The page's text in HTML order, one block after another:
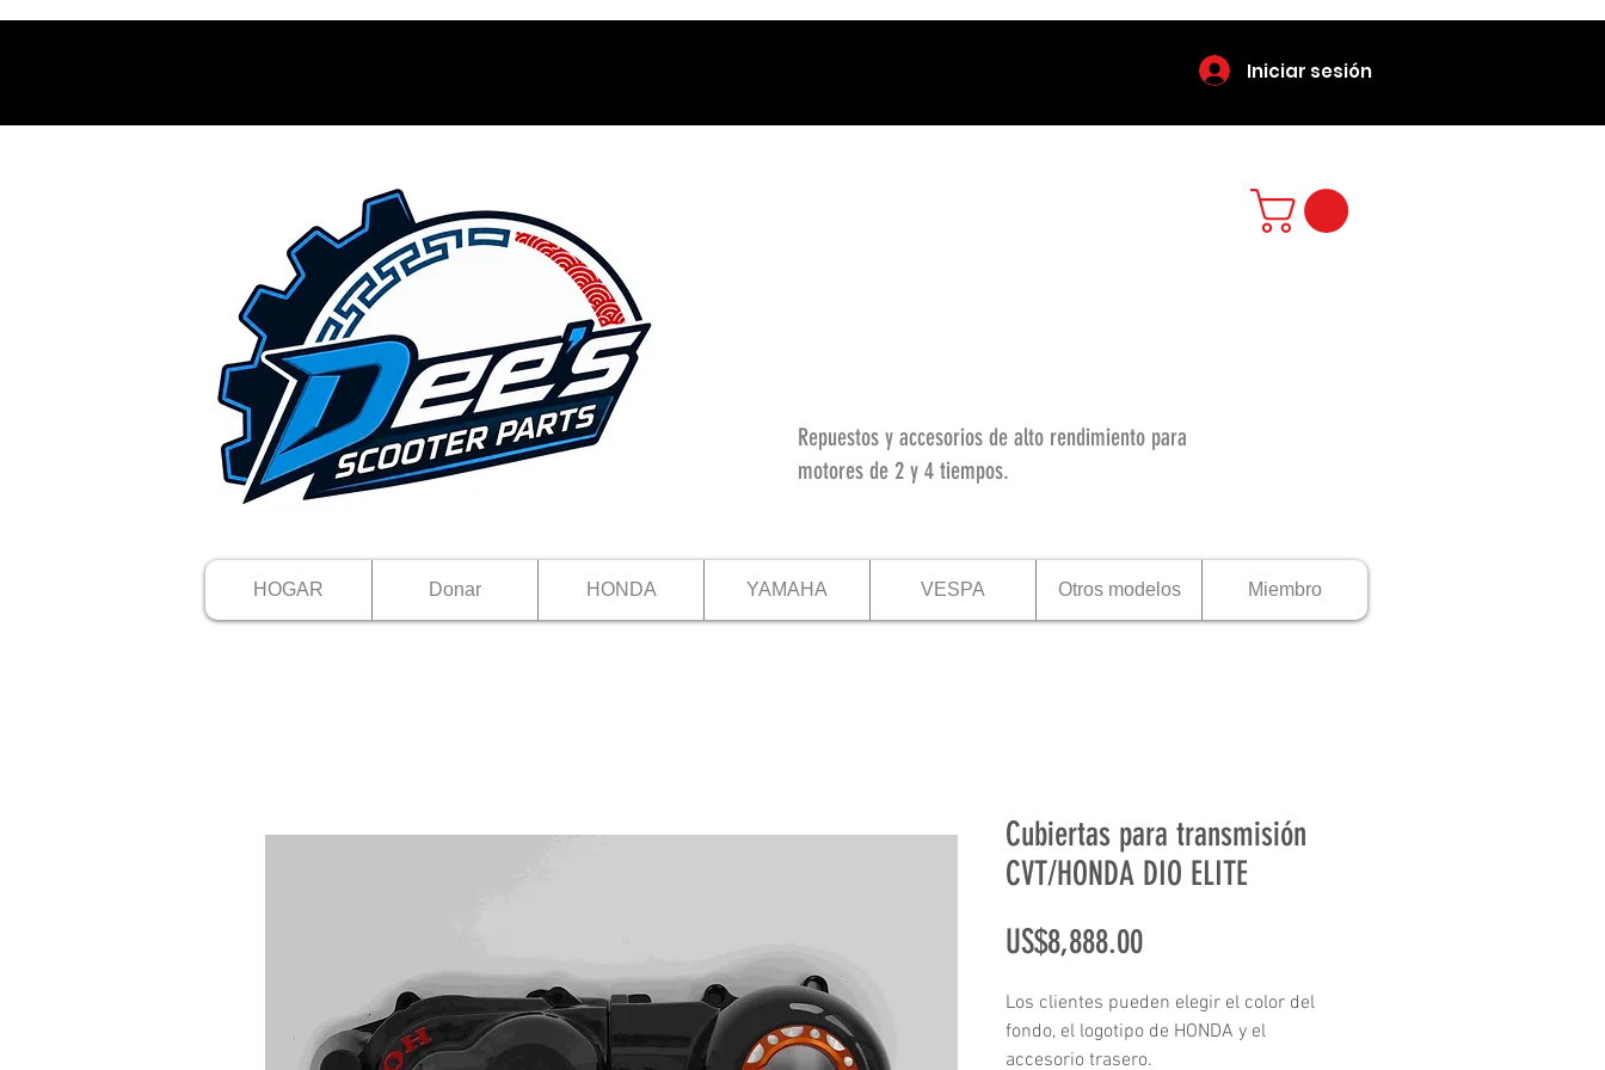
Iniciar sesión
Repuestos y accesorios de alto rendimiento para
motores de 2 y 4 tiempos.
HOGAR Donar HONDA YAMAHA VESPA Otros modelos Miembro
Cubiertas para transmisión
CVT/HONDA DIO ELITE
US$8,888.00Precio
Los clientes pueden elegir el color del
fondo, el logotipo de HONDA y el
accesorio trasero.